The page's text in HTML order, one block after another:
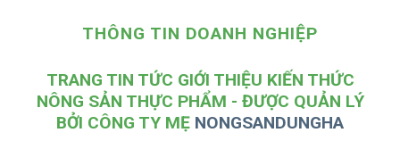
THÔNG TIN DOANH NGHIỆP
TRANG TIN TỨC GIỚI THIỆU KIẾN THỨC
NÔNG SẢN THỰC PHẨM - ĐƯỢC QUẢN LÝ
BỞI CÔNG TY MẸ NONGSANDUNGHA